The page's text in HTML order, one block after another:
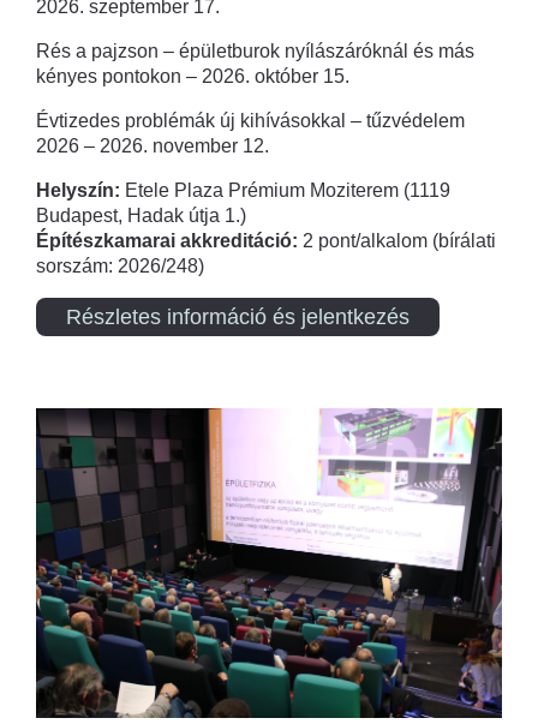
2026. szeptember 17.
Rés a pajzson – épületburok nyílászáróknál és más
kényes pontokon – 2026. október 15.
Évtizedes problémák új kihívásokkal – tűzvédelem
2026 – 2026. november 12.
Helyszín: Etele Plaza Prémium Moziterem (1119
Budapest, Hadak útja 1.)
Építészkamarai akkreditáció: 2 pont/alkalom (bírálati
sorszám: 2026/248)
Részletes információ és jelentkezés